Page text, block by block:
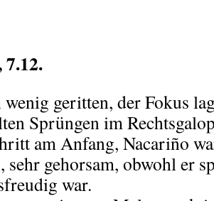
geritten, der Fokus
Sprüngen im
am Anfang, Nacariño
gehorsam, obwohl er
war.